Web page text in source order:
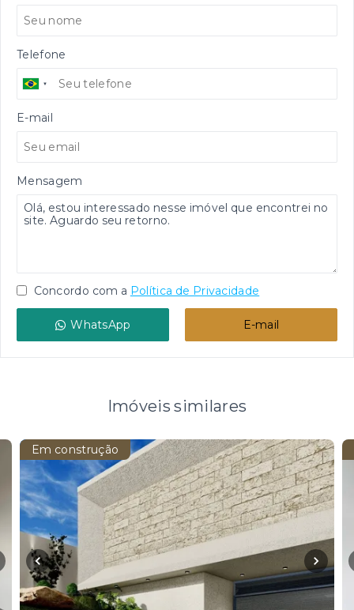
Telefone
E-mail
Mensagem
Concordo com a Política de Privacidade
WhatsApp E-mail
Imóveis similares
Em construção